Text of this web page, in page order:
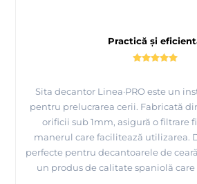
Practică și
Sita decantor Linea·PRO este un
pentru prelucrarea cerii. Fabricată
orificii sub 1mm, asigură o filtrare
manerul care facilitează utilizarea.
perfecte pentru decantoarele de
un produs de calitate spaniolă